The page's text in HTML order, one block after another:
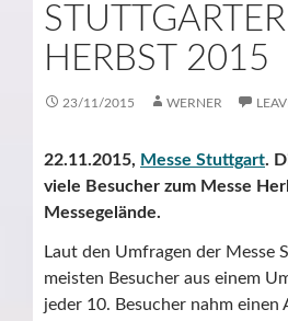
HERBST 2015
23/11/2015 WERNER
22.11.2015, Messe Stuttgart.
viele Besucher zum Messe
Messegelände.
Laut den Umfragen der Messe
meisten Besucher aus einem
jeder 10. Besucher nahm